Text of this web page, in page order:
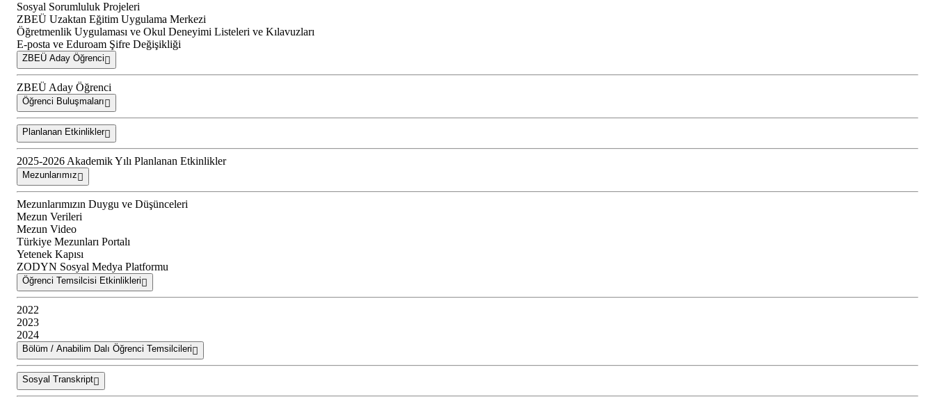
Sosyal Sorumluluk Projeleri
ZBEÜ Uzaktan Eğitim Uygulama Merkezi
Öğretmenlik Uygulaması ve Okul Deneyimi Listeleri ve Kılavuzları
E-posta ve Eduroam Şifre Değişikliği
ZBEÜ Aday Öğrenci
ZBEÜ Aday Öğrenci
Öğrenci Buluşmaları
Planlanan Etkinlikler
2025-2026 Akademik Yılı Planlanan Etkinlikler
Mezunlarımız
Mezunlarımızın Duygu ve Düşünceleri
Mezun Verileri
Mezun Video
Türkiye Mezunları Portalı
Yetenek Kapısı
ZODYN Sosyal Medya Platformu
Öğrenci Temsilcisi Etkinlikleri
2022
2023
2024
Bölüm / Anabilim Dalı Öğrenci Temsilcileri
Sosyal Transkript